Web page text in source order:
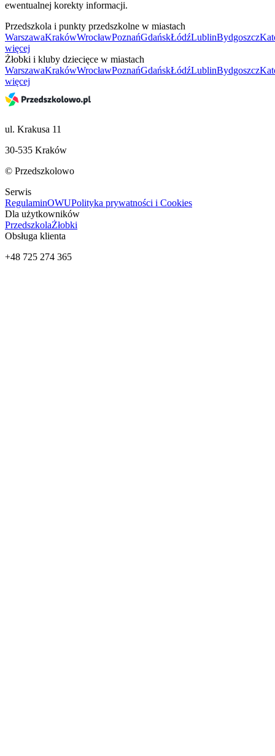
ewentualnej korekty informacji.
Przedszkola i punkty przedszkolne w miastach
WarszawaKrakówWrocławPoznańGdańskŁódźLublinBydgoszcz
więcej
Żłobki i kluby dziecięce w miastach
WarszawaKrakówWrocławPoznańGdańskŁódźLublinBydgoszcz
więcej
ul. Krakusa 11
30-535 Kraków
© Przedszkolowo
Serwis
RegulaminOWUPolityka prywatności i Cookies
Dla użytkowników
PrzedszkolaŻłobki
Obsługa klienta
+48 725 274 365